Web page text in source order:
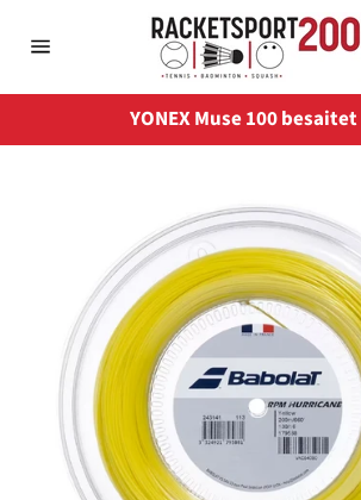
zum
Seitennavigation
YONEX Muse 100